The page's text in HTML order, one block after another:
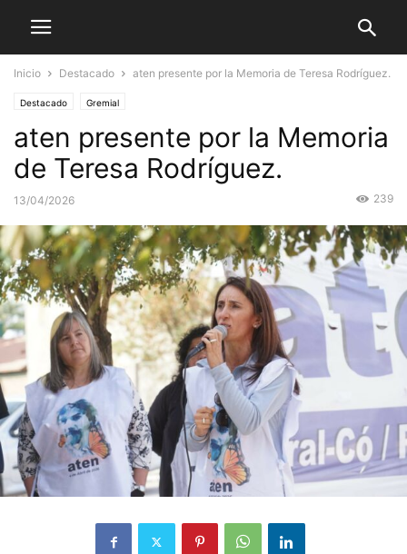
Inicio Destacado aten presente por la Memoria de Teresa Rodríguez.
Destacado Gremial
aten presente por la Memoria
de Teresa Rodríguez.
13/04/2026 239